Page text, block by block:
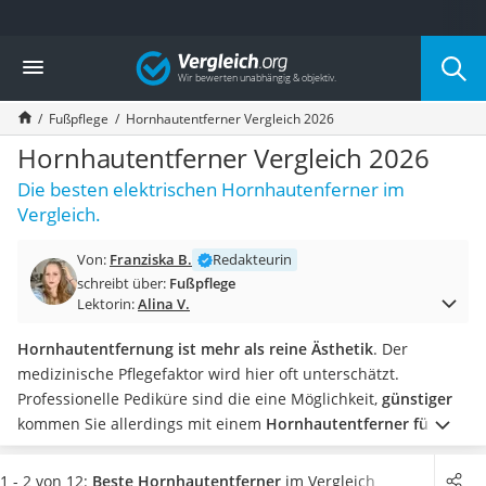
Die beliebtesten Vergleiche nach Kategorie
Drogerie
Inhalator
Haarschneider
Rollator
Braun Rasierer
Katzenklappe (Chip)
Rasierer
Massagepistole
Epilierer
Eiweißpulver
Magnesiumpräparat
Katzenklappe
Nackenmassagegerät
Zeckenschutz Katze
leichter Haartrockner
Vergleich
Fußpflege Hornhautentferner Vergleich 2026
Hornhautentferner Vergleich 2026
Die besten elektrischen Hornhautenferner im
Vergleich.
Von: Franziska B.
Redakteurin
schreibt über: Fußpflege
Lektorin:Alina V.
Hornhautentfernung ist mehr als reine Ästhetik. Der
medizinische Pflegefaktor wird hier oft unterschätzt.
Professionelle Pediküre sind die eine Möglichkeit, günstiger
kommen Sie allerdings mit einem Hornhautentferner für
daheimweg.Wir haben elektrische Geräte mit Schleifkopf in
unterschiedlichen Körnungen verglichen,damit Sie Ihre
1 - 2 von 12: Beste Hornhautentferner im Vergleich